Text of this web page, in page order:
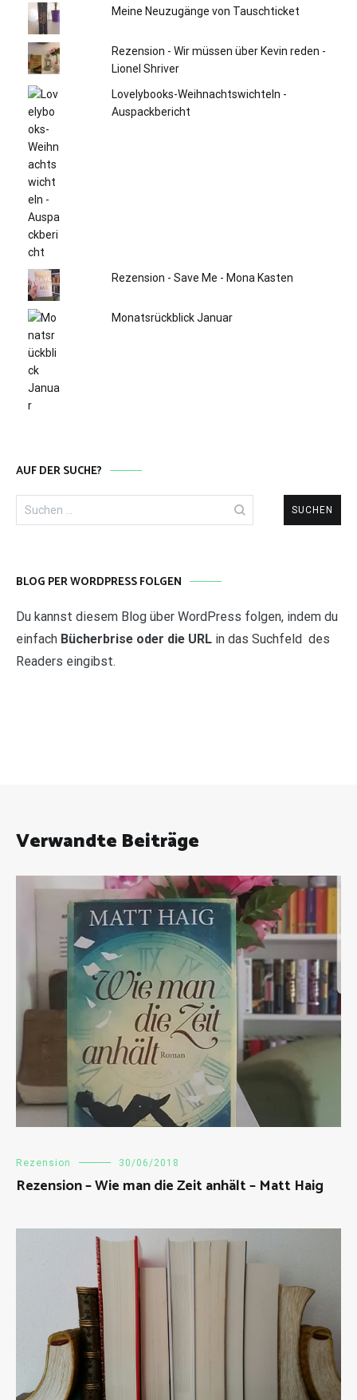
Meine Neuzugänge von Tauschticket
Rezension - Wir müssen über Kevin reden -
Lionel Shriver
Lovelybooks-Weihnachtswichteln -
Auspackbericht
Rezension - Save Me - Mona Kasten
Monatsrückblick Januar
AUF DER SUCHE?
nach:
BLOG PER WORDPRESS FOLGEN
Du kannst diesem Blog über WordPress folgen, indem du
einfach Bücherbrise oder die URL in das Suchfeld des
Readers eingibst.
Verwandte Beiträge
Rezension 30/06/2018
Rezension – Wie man die Zeit anhält – Matt Haig